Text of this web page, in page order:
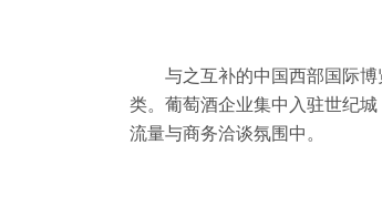
与之互补的中国西部国际
类。葡萄酒企业集中入驻世纪
流量与商务洽谈氛围中。